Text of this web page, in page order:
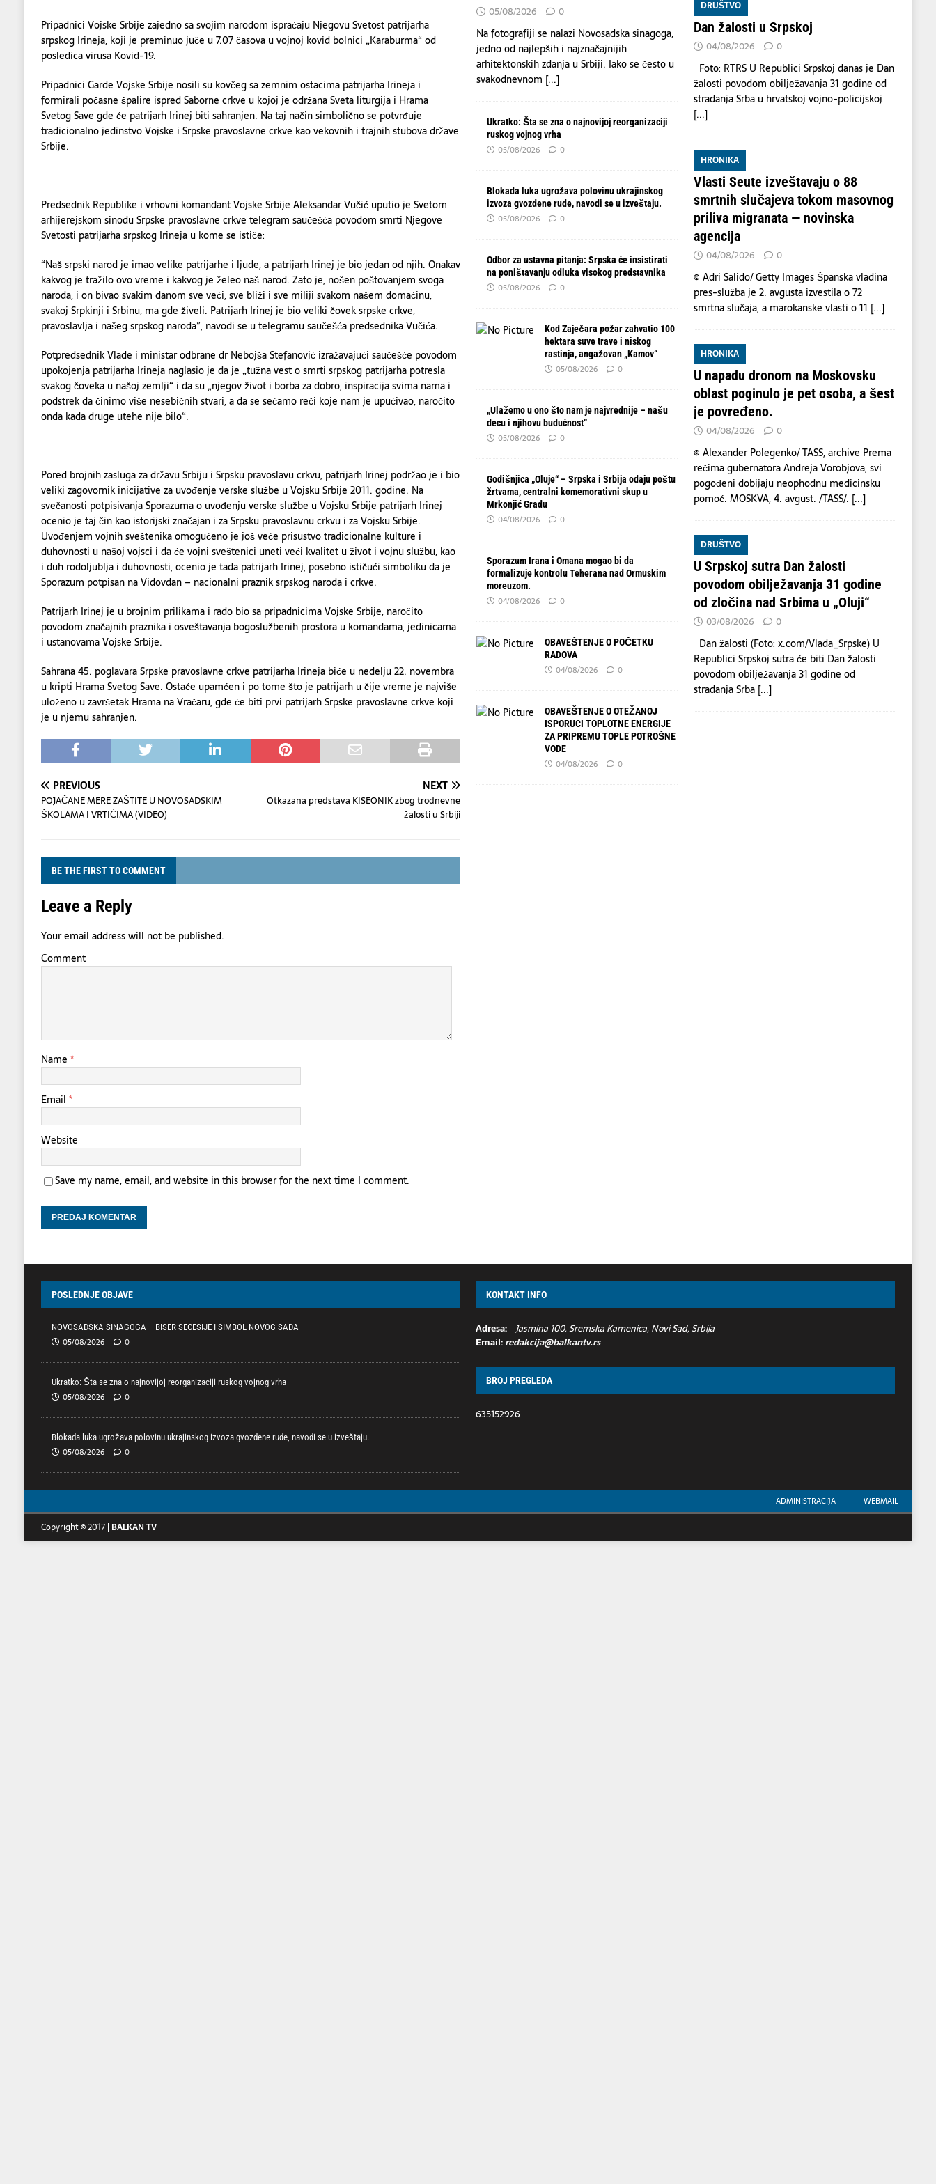
Kod Zaječara požar zahvatio 100 hektara suve trave i niskog rastinja, angažovan „Kamov“ HRONIKA
Pripadnici Vojske Srbije zajedno sa svojim narodom ispraćaju Njegovu Svetost patrijarha
srpskog Irineja, koji je preminuo juče u 7.07 časova u vojnoj kovid bolnici „Karaburma“ od
posledica virusa Kovid-19.
Pripadnici Garde Vojske Srbije nosili su kovčeg sa zemnim ostacima patrijarha Irineja i
formirali počasne špalire ispred Saborne crkve u kojoj je održana Sveta liturgija i Hrama
Svetog Save gde će patrijarh Irinej biti sahranjen. Na taj način simbolično se potvrđuje
tradicionalno jedinstvo Vojske i Srpske pravoslavne crkve kao vekovnih i trajnih stubova države
Srbije.
Predsednik Republike i vrhovni komandant Vojske Srbije Aleksandar Vučić uputio je Svetom
arhijerejskom sinodu Srpske pravoslavne crkve telegram saučešća povodom smrti Njegove
Svetosti patrijarha srpskog Irineja u kome se ističe:
“Naš srpski narod je imao velike patrijarhe i ljude, a patrijarh Irinej je bio jedan od njih. Onakav
kakvog je tražilo ovo vreme i kakvog je želeo naš narod. Zato je, nošen poštovanjem svoga
naroda, i on bivao svakim danom sve veći, sve bliži i sve miliji svakom našem domaćinu,
svakoj Srpkinji i Srbinu, ma gde živeli. Patrijarh Irinej je bio veliki čovek srpske crkve,
pravoslavlja i našeg srpskog naroda”, navodi se u telegramu saučešća predsednika Vučića.
Potpredsednik Vlade i ministar odbrane dr Nebojša Stefanović izražavajući saučešće povodom
upokojenja patrijarha Irineja naglasio je da je „tužna vest o smrti srpskog patrijarha potresla
svakog čoveka u našoj zemlji“ i da su „njegov život i borba za dobro, inspiracija svima nama i
podstrek da činimo više nesebičnih stvari, a da se sećamo reči koje nam je upućivao, naročito
onda kada druge utehe nije bilo“.
Pored brojnih zasluga za državu Srbiju i Srpsku pravoslavu crkvu, patrijarh Irinej podržao je i bio
veliki zagovornik inicijative za uvođenje verske službe u Vojsku Srbije 2011. godine. Na
svečanosti potpisivanja Sporazuma o uvođenju verske službe u Vojsku Srbije patrijarh Irinej
ocenio je taj čin kao istorijski značajan i za Srpsku pravoslavnu crkvu i za Vojsku Srbije.
Uvođenjem vojnih sveštenika omogućeno je još veće prisustvo tradicionalne kulture i
duhovnosti u našoj vojsci i da će vojni sveštenici uneti veći kvalitet u život i vojnu službu, kao
i duh rodoljublja i duhovnosti, ocenio je tada patrijarh Irinej, posebno ističući simboliku da je
Sporazum potpisan na Vidovdan – nacionalni praznik srpskog naroda i crkve.
Patrijarh Irinej je u brojnim prilikama i rado bio sa pripadnicima Vojske Srbije, naročito
povodom značajnih praznika i osveštavanja bogoslužbenih prostora u komandama, jedinicama
i ustanovama Vojske Srbije.
Sahrana 45. poglavara Srpske pravoslavne crkve patrijarha Irineja biće u nedelju 22. novembra
u kripti Hrama Svetog Save. Ostaće upamćen i po tome što je patrijarh u čije vreme je najviše
uloženo u završetak Hrama na Vračaru, gde će biti prvi patrijarh Srpske pravoslavne crkve koji
je u njemu sahranjen.
PREVIOUS
POJAČANE MERE ZAŠTITE U NOVOSADSKIM
ŠKOLAMA I VRTIĆIMA (VIDEO)
NEXT
Otkazana predstava KISEONIK zbog trodnevne
žalosti u Srbiji
BE THE FIRST TO COMMENT
Leave a Reply
Your email address will not be published.
Comment
Name *
Email *
Website
Save my name, email, and website in this browser for the next time I comment.
05/08/2026 0
Na fotografiji se nalazi Novosadska sinagoga,
jedno od najlepših i najznačajnijih
arhitektonskih zdanja u Srbiji. Iako se često u
svakodnevnom [...]
Ukratko: Šta se zna o najnovijoj reorganizaciji
ruskog vojnog vrha
05/08/2026 0
Blokada luka ugrožava polovinu ukrajinskog
izvoza gvozdene rude, navodi se u izveštaju.
05/08/2026 0
Odbor za ustavna pitanja: Srpska će insistirati
na poništavanju odluka visokog predstavnika
05/08/2026 0
Kod Zaječara požar zahvatio 100
hektara suve trave i niskog
rastinja, angažovan „Kamov“
05/08/2026 0
„Ulažemo u ono što nam je najvrednije – našu
decu i njihovu budućnost“
05/08/2026 0
Godišnjica „Oluje“ – Srpska i Srbija odaju poštu
žrtvama, centralni komemorativni skup u
Mrkonjić Gradu
04/08/2026 0
Sporazum Irana i Omana mogao bi da
formalizuje kontrolu Teherana nad Ormuskim
moreuzom.
04/08/2026 0
OBAVEŠTENJE O POČETKU
RADOVA
04/08/2026 0
OBAVEŠTENJE O OTEŽANOJ
ISPORUCI TOPLOTNE ENERGIJE
ZA PRIPREMU TOPLE POTROŠNE
VODE
04/08/2026 0
DRUŠTVO
Dan žalosti u Srpskoj
04/08/2026 0
Foto: RTRS U Republici Srpskoj danas je Dan
žalosti povodom obilježavanja 31 godine od
stradanja Srba u hrvatskoj vojno-policijskoj
[...]
HRONIKA
Vlasti Seute izveštavaju o 88
smrtnih slučajeva tokom masovnog
priliva migranata — novinska
agencija
04/08/2026 0
© Adri Salido/ Getty Images Španska vladina
pres-služba je 2. avgusta izvestila o 72
smrtna slučaja, a marokanske vlasti o 11 [...]
HRONIKA
U napadu dronom na Moskovsku
oblast poginulo je pet osoba, a šest
je povređeno.
04/08/2026 0
© Alexander Polegenko/ TASS, archive Prema
rečima gubernatora Andreja Vorobjova, svi
pogođeni dobijaju neophodnu medicinsku
pomoć. MOSKVA, 4. avgust. /TASS/. [...]
DRUŠTVO
U Srpskoj sutra Dan žalosti
povodom obilježavanja 31 godine
od zločina nad Srbima u „Oluji“
03/08/2026 0
Dan žalosti (Foto: x.com/Vlada_Srpske) U
Republici Srpskoj sutra će biti Dan žalosti
povodom obilježavanja 31 godine od
stradanja Srba [...]
POSLEDNJE OBJAVE
NOVOSADSKA SINAGOGA – BISER SECESIJE I SIMBOL NOVOG SADA
05/08/2026 0
Ukratko: Šta se zna o najnovijoj reorganizaciji ruskog vojnog vrha
05/08/2026 0
Blokada luka ugrožava polovinu ukrajinskog izvoza gvozdene rude, navodi se u izveštaju.
05/08/2026 0
KONTAKT INFO
Adresa: Jasmina 100, Sremska Kamenica, Novi Sad, Srbija
Email:redakcija@balkantv.rs
BROJ PREGLEDA
635152926
ADMINISTRACIJA WEBMAIL
Copyright © 2017 | BALKAN TV